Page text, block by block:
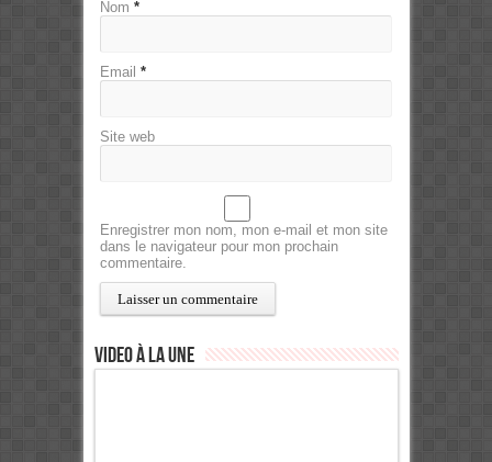
Nom *
Email *
Site web
Enregistrer mon nom, mon e-mail et mon site
dans le navigateur pour mon prochain
commentaire.
Video à la Une